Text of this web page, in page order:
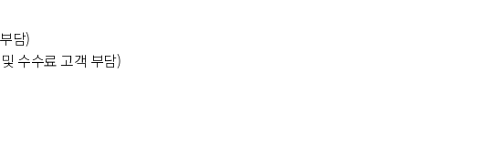
담)
수수료 고객 부담)